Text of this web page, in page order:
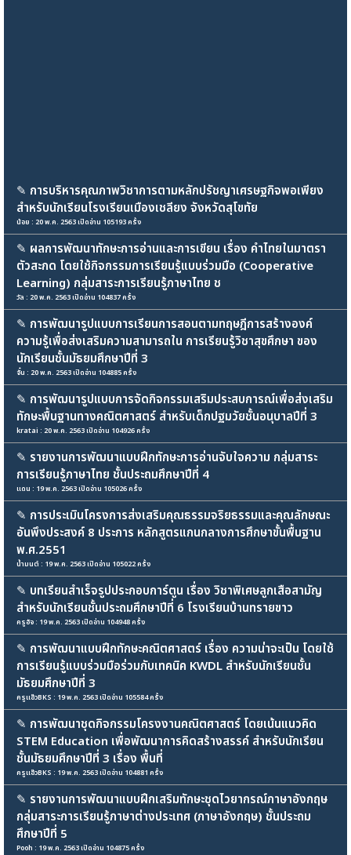
✎ การบริหารคุณภาพวิชาการตามหลักปรัชญาเศรษฐกิจพอเพียง
สำหรับนักเรียนโรงเรียนเมืองเชลียง จังหวัดสุโขทัย
น้อย : 20 พ.ค. 2563 เปิดอ่าน 105193 ครั้ง
✎ ผลการพัฒนาทักษะการอ่านและการเขียน เรื่อง คำไทยในมาตรา
ตัวสะกด โดยใช้กิจกรรมการเรียนรู้แบบร่วมมือ (Cooperative
Learning) กลุ่มสาระการเรียนรู้ภาษาไทย ช
วัล : 20 พ.ค. 2563 เปิดอ่าน 104837 ครั้ง
✎ การพัฒนารูปแบบการเรียนการสอนตามทฤษฎีการสร้างองค์
ความรู้เพื่อส่งเสริมความสามารถใน การเรียนรู้วิชาสุขศึกษา ของ
นักเรียนชั้นมัธยมศึกษาปีที่ 3
จั๋น : 20 พ.ค. 2563 เปิดอ่าน 104885 ครั้ง
✎ การพัฒนารูปแบบการจัดกิจกรรมเสริมประสบการณ์เพื่อส่งเสริม
ทักษะพื้นฐานทางคณิตศาสตร์ สำหรับเด็กปฐมวัยชั้นอนุบาลปีที่ 3
kratai : 20 พ.ค. 2563 เปิดอ่าน 104926 ครั้ง
✎ รายงานการพัฒนาแบบฝึกทักษะการอ่านจับใจความ กลุ่มสาระ
การเรียนรู้ภาษาไทย ชั้นประถมศึกษาปีที่ 4
แดน : 19 พ.ค. 2563 เปิดอ่าน 105026 ครั้ง
✎ การประเมินโครงการส่งเสริมคุณธรรมจริยธรรมและคุณลักษณะ
อันพึงประสงค์ 8 ประการ หลักสูตรแกนกลางการศึกษาขั้นพื้นฐาน
พ.ศ.2551
น้ำมนต์ : 19 พ.ค. 2563 เปิดอ่าน 105022 ครั้ง
✎ บทเรียนสำเร็จรูปประกอบการ์ตูน เรื่อง วิชาพิเศษลูกเสือสามัญ
สำหรับนักเรียนชั้นประถมศึกษาปีที่ 6 โรงเรียนบ้านทรายขาว
ครูอัจ : 19 พ.ค. 2563 เปิดอ่าน 104948 ครั้ง
✎ การพัฒนาแบบฝึกทักษะคณิตศาสตร์ เรื่อง ความน่าจะเป็น โดยใช้
การเรียนรู้แบบร่วมมือร่วมกับเทคนิค KWDL สำหรับนักเรียนชั้น
มัธยมศึกษาปีที่ 3
ครูแอ๊วBKS : 19 พ.ค. 2563 เปิดอ่าน 105584 ครั้ง
✎ การพัฒนาชุดกิจกรรมโครงงานคณิตศาสตร์ โดยเน้นแนวคิด
STEM Education เพื่อพัฒนาการคิดสร้างสรรค์ สำหรับนักเรียน
ชั้นมัธยมศึกษาปีที่ 3 เรื่อง พื้นที่
ครูแอ๊วBKS : 19 พ.ค. 2563 เปิดอ่าน 104881 ครั้ง
✎ รายงานการพัฒนาแบบฝึกเสริมทักษะชุดไวยากรณ์ภาษาอังกฤษ
กลุ่มสาระการเรียนรู้ภาษาต่างประเทศ (ภาษาอังกฤษ) ชั้นประถม
ศึกษาปีที่ 5
Pooh : 19 พ.ค. 2563 เปิดอ่าน 104875 ครั้ง